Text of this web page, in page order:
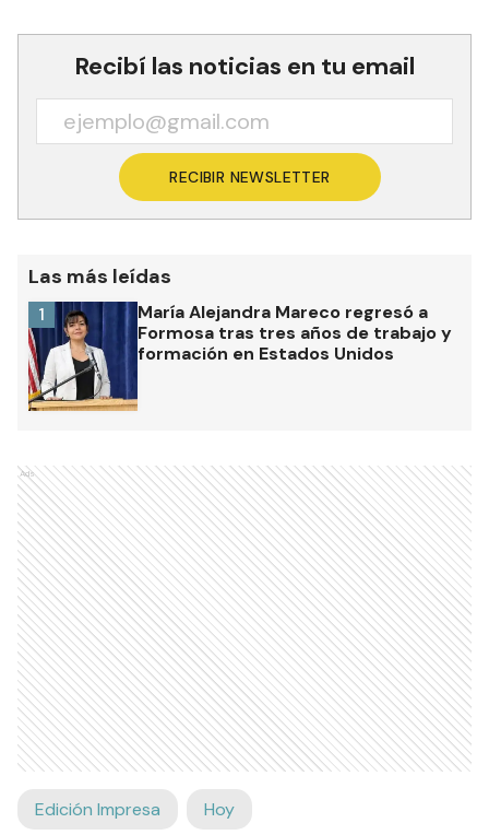
Recibí las noticias en tu email
RECIBIR NEWSLETTER
Las más leídas
María Alejandra Mareco regresó a
Formosa tras tres años de trabajo y
formación en Estados Unidos
1
Ads
Edición Impresa Hoy